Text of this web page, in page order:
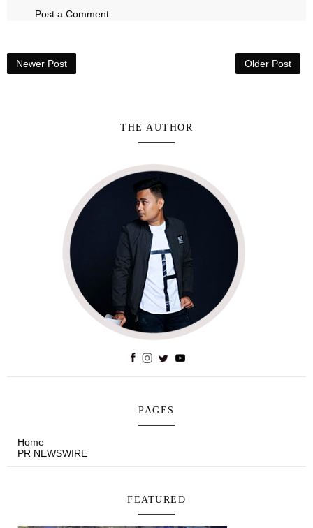
Post a Comment
Newer Post Older Post
THE AUTHOR
PAGES
Home
PR NEWSWIRE
FEATURED